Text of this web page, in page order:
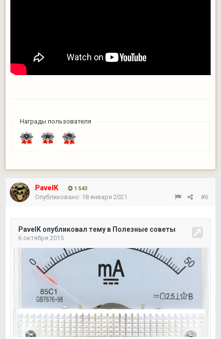
Награды пользователя
PavelK 1 543
#6
Опубликовано: 18 января 2021